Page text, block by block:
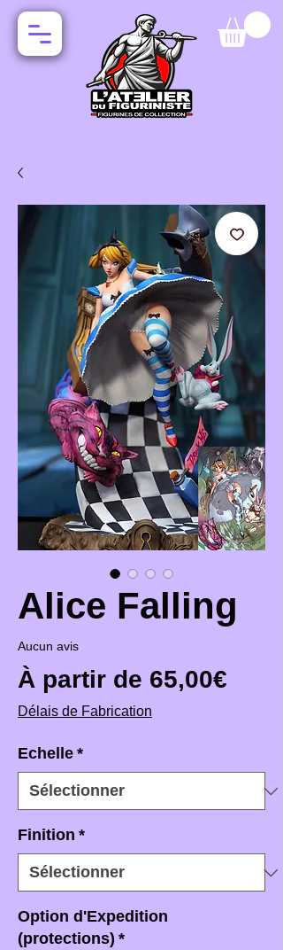
Alice Falling
Aucun avis
À partir de 65,00€
Délais de Fabrication
Echelle *
Finition *
Option d'Expedition
(protections) *